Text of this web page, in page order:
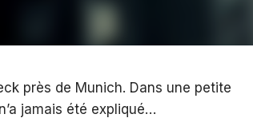
près de Munich. Dans une petite
jamais été expliqué…